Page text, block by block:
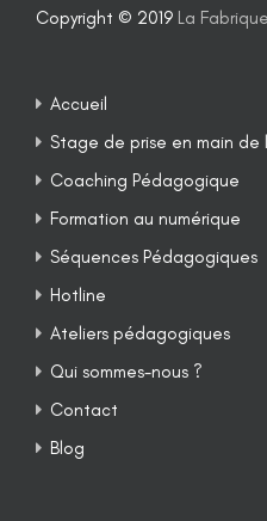
Copyright © 2019 La
Accueil
Stage de prise en main de
Coaching Pédagogique
Formation au numérique
Séquences Pédagogiques
Hotline
Ateliers pédagogiques
Qui sommes-nous ?
Contact
Blog